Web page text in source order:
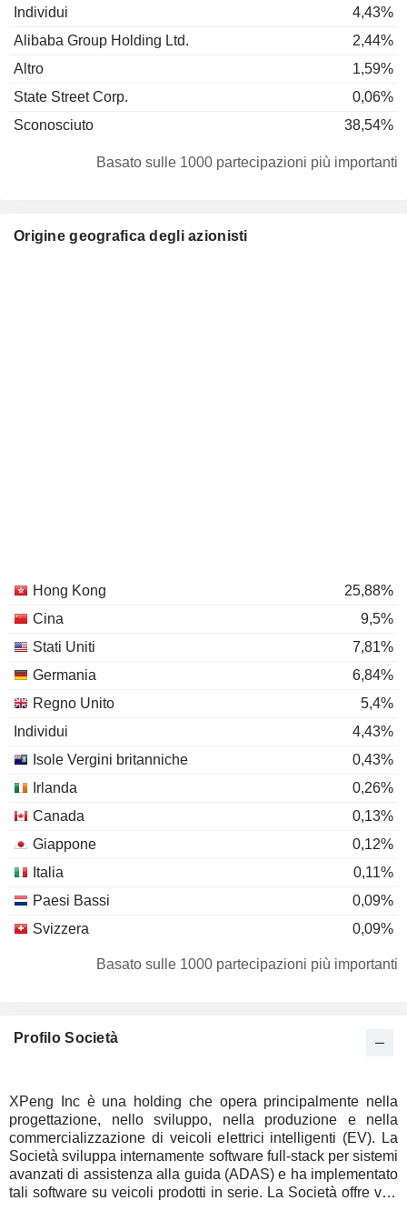
Individui
4,43%
Alibaba Group Holding Ltd.
2,44%
Altro
1,59%
State Street Corp.
0,06%
Sconosciuto
38,54%
Basato sulle 1000 partecipazioni più importanti
Origine geografica degli azionisti
Hong Kong
25,88%
Cina
9,5%
Stati Uniti
7,81%
Germania
6,84%
Regno Unito
5,4%
Individui
4,43%
Isole Vergini britanniche
0,43%
Irlanda
0,26%
Canada
0,13%
Giappone
0,12%
Italia
0,11%
Paesi Bassi
0,09%
Svizzera
0,09%
0,07%
Australia
0,05%
Thailandia
0,02%
India
0,01%
Danimarca
0,01%
Nuova-Zelanda
0,01%
Basato sulle 1000 partecipazioni più importanti
Profilo Società
XPeng Inc è una holding che opera principalmente nella
progettazione, nello sviluppo, nella produzione e nella
commercializzazione di veicoli elettrici intelligenti (EV). La
Società sviluppa internamente software full-stack per sistemi
avanzati di assistenza alla guida (ADAS) e ha implementato
tali software su veicoli prodotti in serie. La Società offre vari